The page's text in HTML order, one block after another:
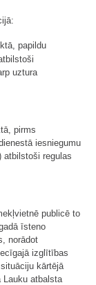
papildu
uztura
pirms
iesniegumu
atbilstoši regulas
publicē to
īsteno
norādot
izglītības
kārtējā
atbalsta